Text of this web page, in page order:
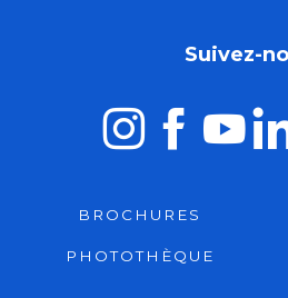
Suivez-
BROCHURES
PHOTOTHÈQUE